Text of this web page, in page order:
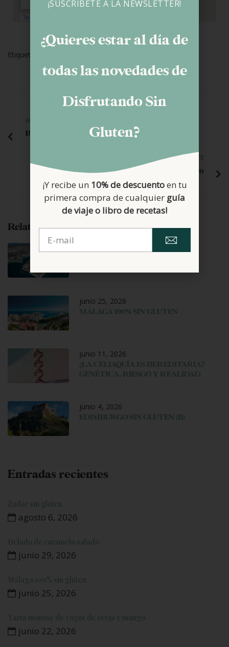
Etiquetas:
ANTERIOR
Barritas tipo Twix sin gluten
SIGUIENTE
Trufas saludables de boniato
Related Posts
junio 25, 2026
MÁLAGA 100% SIN GLUTEN
junio 11, 2026
¿LA CELIAQUÍA ES HEREDITARIA?
GENÉTICA, RIESGO Y REALIDAD
junio 4, 2026
EDIMBURGO SIN GLUTEN (II)
Entradas recientes
Zadar sin gluten
agosto 6, 2026
Helado de caramelo salado
junio 29, 2026
Málaga 100% sin gluten
junio 25, 2026
Tarta mousse de yogur de oveja y mango
junio 22, 2026
¡SUSCRÍBETE A LA NEWSLETTER!
¿Quieres estar al día de
todas las novedades de
Disfrutando Sin
Gluten?
¡Y recibe un 10% de descuentoen tu
primera compra de cualquier guía
de viaje o libro de recetas!